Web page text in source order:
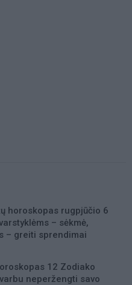
horoskopas rugpjūčio 6
– sėkmė,
– greiti sprendimai
12 Zodiako
neperžengti savo